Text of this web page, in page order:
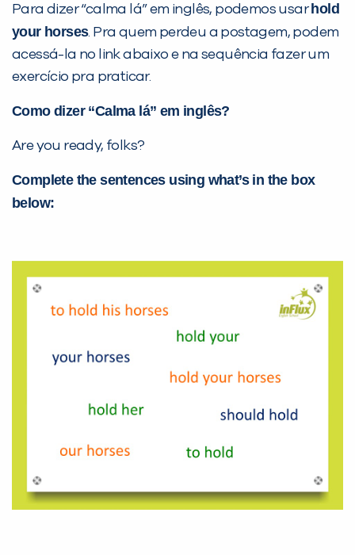
Para dizer “calma lá” em inglês, podemos usar hold
your horses. Pra quem perdeu a postagem, podem
acessá-la no link abaixo e na sequência fazer um
exercício pra praticar.
Como dizer “Calma lá” em inglês?
Are you ready, folks?
Complete the sentences using what’s in the box
below:
Desculpe!
Não encontramos nenhuma unidade
inFlux nesta cidade ou bairro que
você digitou.
Preencha com seus dados abaixo e
já vamos te colocar em contato
Você é aluno inFlux?